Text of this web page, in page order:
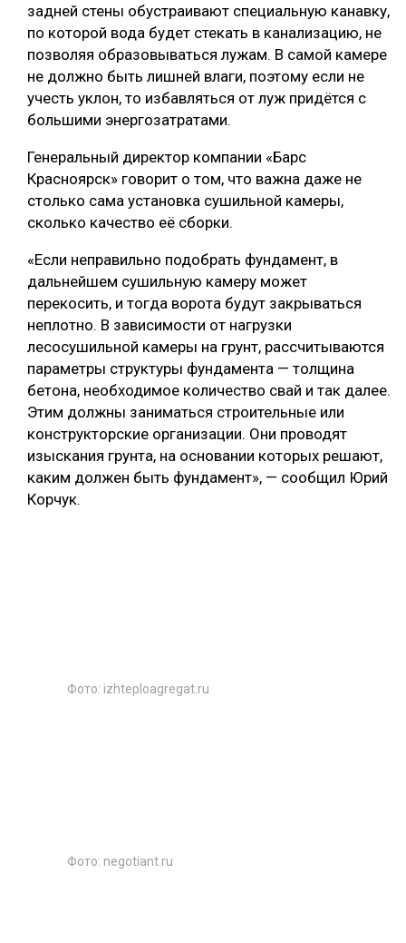
задней стены обустраивают специальную канавку,
по которой вода будет стекать в канализацию, не
позволяя образовываться лужам. В самой камере
не должно быть лишней влаги, поэтому если не
учесть уклон, то избавляться от луж придётся с
большими энергозатратами.
Генеральный директор компании «Барс
Красноярск» говорит о том, что важна даже не
столько сама установка сушильной камеры,
сколько качество её сборки.
«Если неправильно подобрать фундамент, в
дальнейшем сушильную камеру может
перекосить, и тогда ворота будут закрываться
неплотно. В зависимости от нагрузки
лесосушильной камеры на грунт, рассчитываются
параметры структуры фундамента — толщина
бетона, необходимое количество свай и так далее.
Этим должны заниматься строительные или
конструкторские организации. Они проводят
изыскания грунта, на основании которых решают,
каким должен быть фундамент», — сообщил Юрий
Корчук.
Фото: izhteploagregat.ru
Фото: negotiant.ru